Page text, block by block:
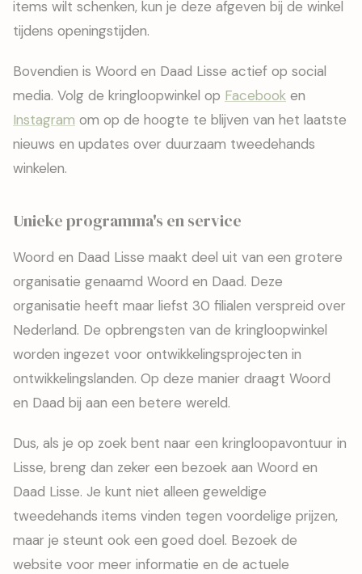
items wilt schenken, kun je deze afgeven bij de winkel
tijdens openingstijden.
Bovendien is Woord en Daad Lisse actief op social
media. Volg de kringloopwinkel op Facebook en
Instagram om op de hoogte te blijven van het laatste
nieuws en updates over duurzaam tweedehands
winkelen.
Unieke programma's en service
Woord en Daad Lisse maakt deel uit van een grotere
organisatie genaamd Woord en Daad. Deze
organisatie heeft maar liefst 30 filialen verspreid over
Nederland. De opbrengsten van de kringloopwinkel
worden ingezet voor ontwikkelingsprojecten in
ontwikkelingslanden. Op deze manier draagt Woord
en Daad bij aan een betere wereld.
Dus, als je op zoek bent naar een kringloopavontuur in
Lisse, breng dan zeker een bezoek aan Woord en
Daad Lisse. Je kunt niet alleen geweldige
tweedehands items vinden tegen voordelige prijzen,
maar je steunt ook een goed doel. Bezoek de
website voor meer informatie en de actuele